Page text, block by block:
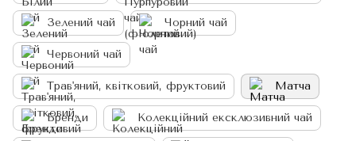
Зелений чай Чорний чай
Червоний чай
Трав'яний, квітковий, фруктовий Матча
Бренди Колекційний ексклюзивний чай